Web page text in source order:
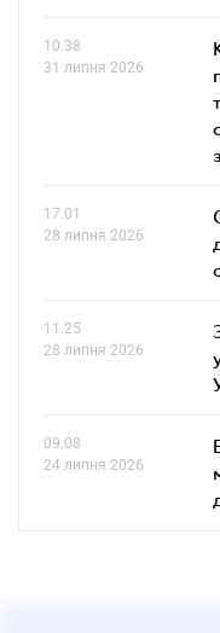
10.38
31 липня 2026
17.01
28 липня 2026
11.25
28 липня 2026
09.08
24 липня 2026